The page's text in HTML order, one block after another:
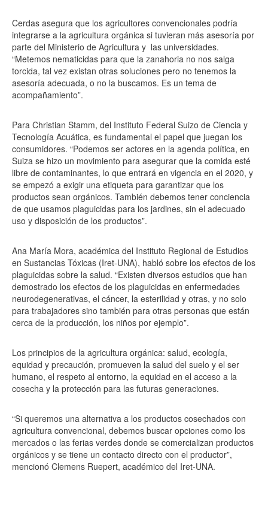
Cerdas asegura que los agricultores convencionales podría
integrarse a la agricultura orgánica si tuvieran más asesoría por
parte del Ministerio de Agricultura y las universidades.
“Metemos nematicidas para que la zanahoria no nos salga
torcida, tal vez existan otras soluciones pero no tenemos la
asesoría adecuada, o no la buscamos. Es un tema de
acompañamiento”.
Para Christian Stamm, del Instituto Federal Suizo de Ciencia y
Tecnología Acuática, es fundamental el papel que juegan los
consumidores. “Podemos ser actores en la agenda política, en
Suiza se hizo un movimiento para asegurar que la comida esté
libre de contaminantes, lo que entrará en vigencia en el 2020, y
se empezó a exigir una etiqueta para garantizar que los
productos sean orgánicos. También debemos tener conciencia
de que usamos plaguicidas para los jardines, sin el adecuado
uso y disposición de los productos”.
Ana María Mora, académica del Instituto Regional de Estudios
en Sustancias Tóxicas (Iret-UNA), habló sobre los efectos de los
plaguicidas sobre la salud. “Existen diversos estudios que han
demostrado los efectos de los plaguicidas en enfermedades
neurodegenerativas, el cáncer, la esterilidad y otras, y no solo
para trabajadores sino también para otras personas que están
cerca de la producción, los niños por ejemplo”.
Los principios de la agricultura orgánica: salud, ecología,
equidad y precaución, promueven la salud del suelo y el ser
humano, el respeto al entorno, la equidad en el acceso a la
cosecha y la protección para las futuras generaciones.
“Si queremos una alternativa a los productos cosechados con
agricultura convencional, debemos buscar opciones como los
mercados o las ferias verdes donde se comercializan productos
orgánicos y se tiene un contacto directo con el productor”,
mencionó Clemens Ruepert, académico del Iret-UNA.